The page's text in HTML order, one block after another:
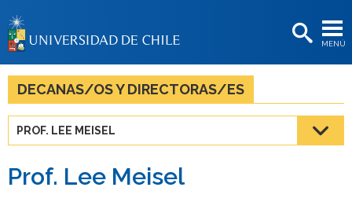
MENÚ
BIBLIOTECAS
LA UNIVERSIDAD
Estudiantes
Académicas/os
DECANAS/OS Y DIRECTORAS/ES
PROF. LEE MEISEL
Prof. Lee Meisel